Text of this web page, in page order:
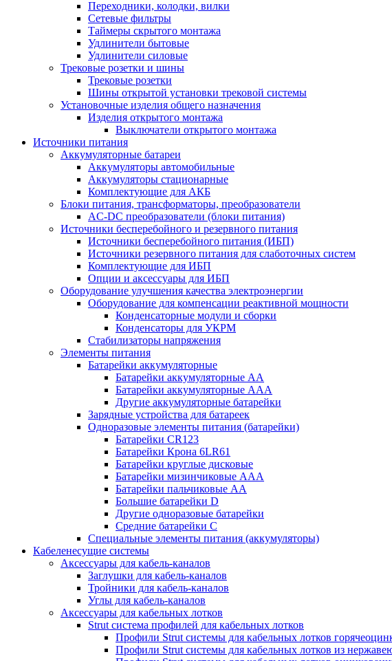
Переходники, колодки, вилки
Сетевые фильтры
Таймеры скрытого монтажа
Удлинители бытовые
Удлинители силовые
Трековые розетки и шины
Трековые розетки
Шины открытой установки трековой системы
Установочные изделия общего назначения
Изделия открытого монтажа
Выключатели открытого монтажа
Источники питания
Аккумуляторные батареи
Аккумуляторы автомобильные
Аккумуляторы стационарные
Комплектующие для АКБ
Блоки питания, трансформаторы, преобразователи
AC-DC преобразователи (блоки питания)
Источники бесперебойного и резервного питания
Источники бесперебойного питания (ИБП)
Источники резервного питания для слаботочных систем
Комплектующие для ИБП
Опции и аксессуары для ИБП
Оборудование улучшения качества электроэнергии
Оборудование для компенсации реактивной мощности
Конденсаторные модули и сборки
Конденсаторы для УКРМ
Стабилизаторы напряжения
Элементы питания
Батарейки аккумуляторные
Батарейки аккумуляторные АА
Батарейки аккумуляторные ААА
Другие аккумуляторные батарейки
Зарядные устройства для батареек
Одноразовые элементы питания (батарейки)
Батарейки CR123
Батарейки Крона 6LR61
Батарейки круглые дисковые
Батарейки мизинчиковые ААА
Батарейки пальчиковые АА
Большие батарейки D
Другие одноразовые батарейки
Средние батарейки C
Специальные элементы питания (аккумуляторы)
Кабеленесущие системы
Аксессуары для кабель-каналов
Заглушки для кабель-каналов
Тройники для кабель-каналов
Углы для кабель-каналов
Аксессуары для кабельных лотков
Strut система профилей для кабельных лотков
Профили Strut системы для кабельных лотков
Профили Strut системы для кабельных лотков из